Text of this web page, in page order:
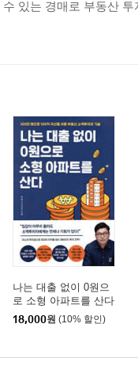
아니다
우
수 있다
서와 시별 대장 아파트
보는 톱다운 투자법
투자 타이밍
국을 먼저 보라
할 다섯 가지 데이터
여력 파악하기
트 전략 짜기
기
있는 경매로 부동산
나는 대출 없이 0원으
로 소형 아파트를 산다
18,000원 (10% 할인)